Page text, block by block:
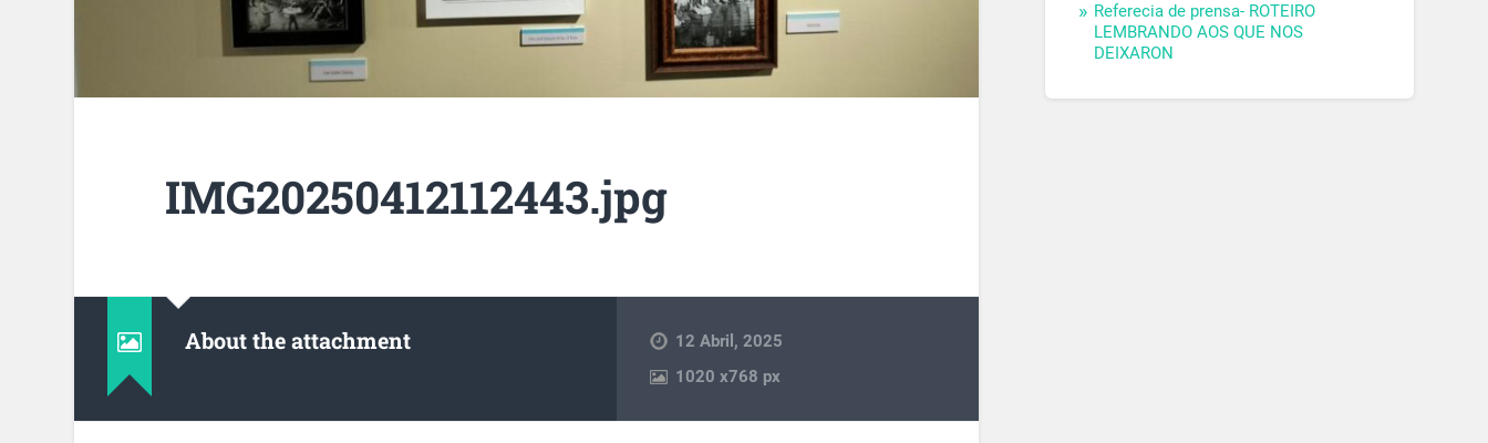
IMG20250412112443.jpg
About the attachment
12 Abril, 2025
1020x768 px
Referecia de prensa- ROTEIRO
LEMBRANDO AOS QUE NOS
DEIXARON